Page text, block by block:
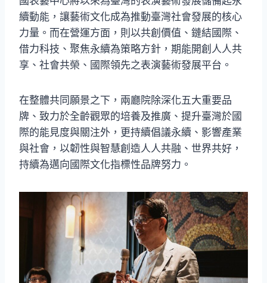
續動能，讓藝術文化成為推動臺灣社會發展的核心
力量。而在營運方面，則以共創價值、鏈結國際、
借力科技、聚焦永續為策略方針，期能開創人人共
享、社會共榮、國際領先之表演藝術發展平台。
在整體共同願景之下，兩廳院除深化五大重要品
牌、致力於全齡觀眾的培養及推廣、提升臺灣於國
際的能見度與關注外，更持續倡議永續、影響產業
與社會，以韌性與智慧創造人人共融、世界共好，
持續為邁向國際文化指標性品牌努力。